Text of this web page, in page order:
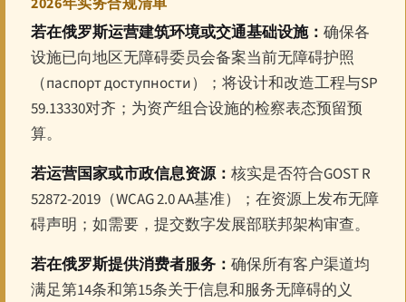
若在俄罗斯运营建筑环境或交通基础设施： 确保各
设施已向地区无障碍委员会备案当前无障碍护照
（паспорт доступности）；将设计和改造工程与SP
59.13330对齐；为资产组合设施的检察表态预留预
算。
若运营国家或市政信息资源： 核实是否符合GOST R
52872-2019（WCAG 2.0 AA基准）；在资源上发布无障
碍声明；如需要，提交数字发展部联邦架构审查。
若在俄罗斯提供消费者服务： 确保所有客户渠道均
满足第14条和第15条关于信息和服务无障碍的义